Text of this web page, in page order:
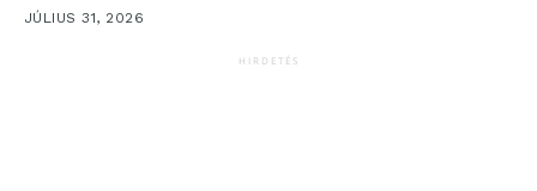
JÚLIUS 31, 2026
HIRDETÉS